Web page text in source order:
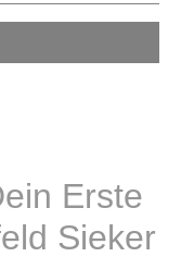
Erste
Sieker